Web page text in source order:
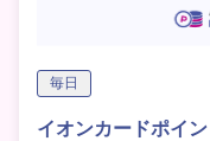
毎日
イオンカードポイ